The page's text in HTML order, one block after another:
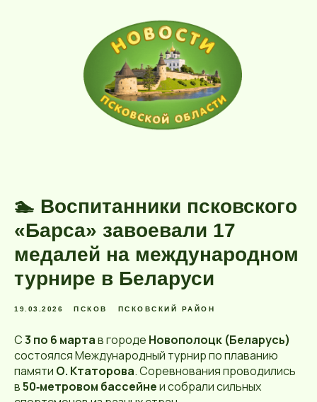
🏊 Воспитанники псковского
«Барса» завоевали 17
медалей на международном
турнире в Беларуси
19.03.2026 ПСКОВ ПСКОВСКИЙ РАЙОН
С3 по 6 мартав городе Новополоцк (Беларусь)
состоялся Международный турнир по плаванию
памяти О. Ктаторова. Соревнования проводились
в50‑метровом бассейнеи собрали сильных